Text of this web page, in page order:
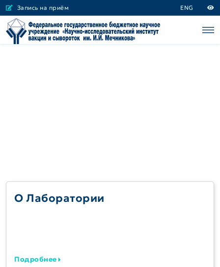
Запись на приём ENG
О Лаборатории
Подробнее